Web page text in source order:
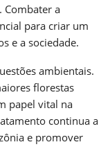
Combater a
para criar um
e a sociedade.
ambientais.
florestas
papel vital na
continua a
e promover